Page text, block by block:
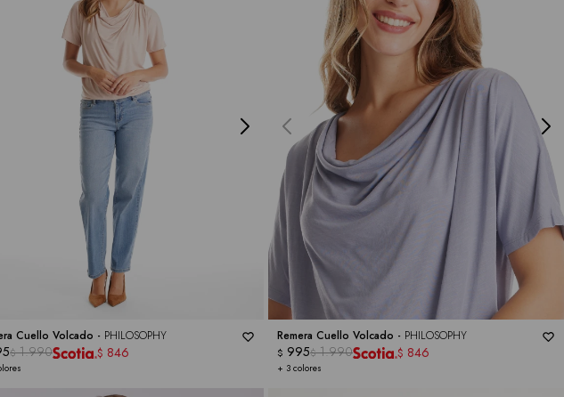
Cuello Volcado - PHILOSOPHY
$ 1.990 $ 846
Remera Cuello Volcado - PHILOSOPHY
+ 3 colores
$ 995$ 1.990 $ 846